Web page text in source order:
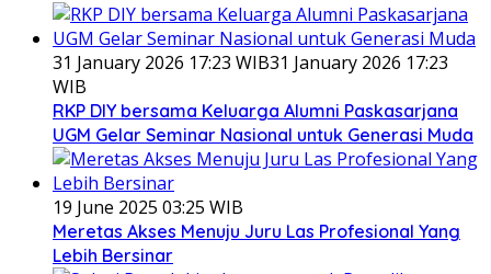
31 January 2026 17:23 WIB31 January 2026 17:23
WIB
RKP DIY bersama Keluarga Alumni Paskasarjana
UGM Gelar Seminar Nasional untuk Generasi Muda
19 June 2025 03:25 WIB
Meretas Akses Menuju Juru Las Profesional Yang
Lebih Bersinar